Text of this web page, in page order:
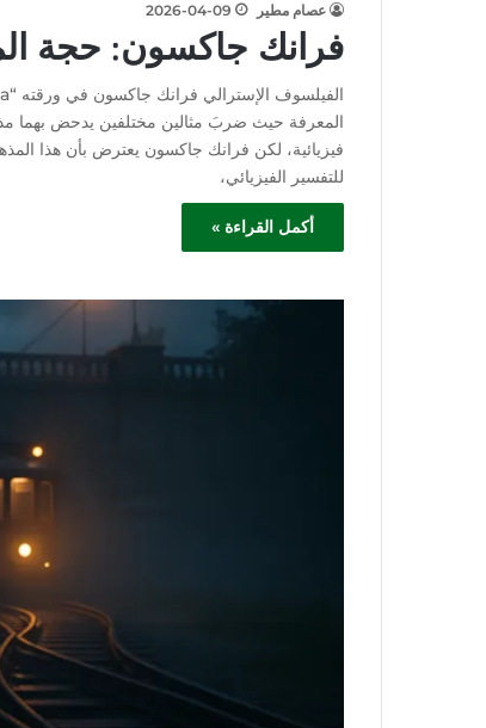
عصام مطير 2026-04-09
فرانك جاكسون: حجة
المعرفة حيث ضربَ مثالين مختلفين يدحض بهما
فيزيائية، لكن فرانك جاكسون يعترض بأن هذا
للتفسير الفيزيائي،
أكمل القراءة »